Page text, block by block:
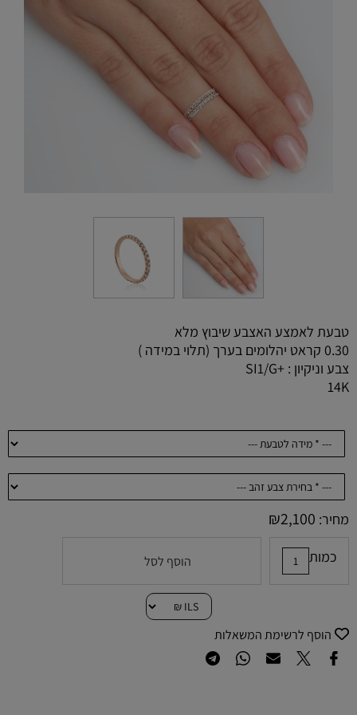
טבעת לאמצע האצבע שיבוץ מלא
0.30 קראט יהלומים בערך (תלוי במידה )
צבע וניקיון : +SI1/G
14K
מחיר: ₪2,100
כמות הוסף לסל
הוסף לרשימת המשאלות